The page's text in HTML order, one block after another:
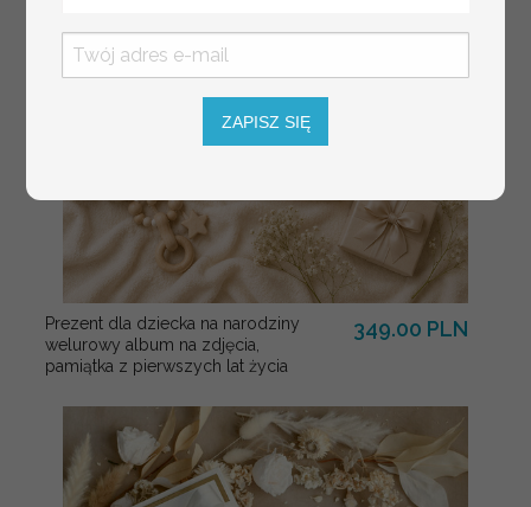
Prezent dla dziecka na narodziny
welurowy album na zdjęcia,
pamiątka z pierwszych lat życia
349.00 PLN
ZAPISZ SIĘ